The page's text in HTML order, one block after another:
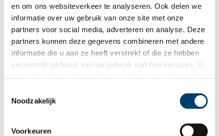
en om ons websiteverkeer te analyseren. Ook delen we
informatie over uw gebruik van onze site met onze
partners voor social media, adverteren en analyse. Deze
partners kunnen deze gegevens combineren met andere
informatie die u aan ze heeft verstrekt of die ze hebben
verzameld op basis van uw gebruik van hun services. U
Noodzakelijk
Voorkeuren
Stemmig in het zwart: Rouwkleding in Noord-Holland
Wanneer er iemand overlijdt, breekt voor de nabestaanden een
periode van rouw aan. Tegenwoordig neemt men vaak samen
was dat anders en kon je vaak in één oogopslag zien dat
iemand ‘in de rouw’ was. Strenge etiquetteregels schreven tot
speciale rouwkleding moest dragen om de overleden persoon
zijn laatste eer te betuigen.